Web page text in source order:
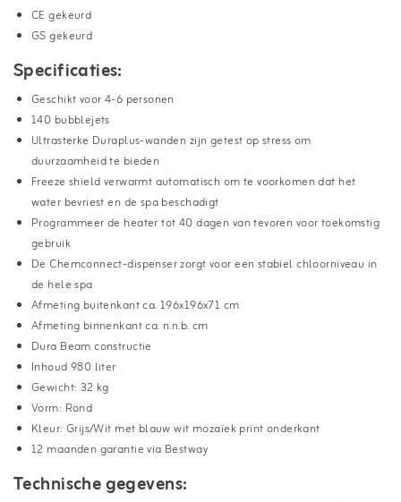
CE gekeurd
GS gekeurd
Specificaties:
Geschikt voor 4-6 personen
140 bubblejets
Ultrasterke Duraplus-wanden zijn getest op stress om
duurzaamheid te bieden
Freeze shield verwarmt automatisch om te voorkomen dat het
water bevriest en de spa beschadigt
Programmeer de heater tot 40 dagen van tevoren voor toekomstig
gebruik
De Chemconnect-dispenser zorgt voor een stabiel chloorniveau in
de hele spa
Afmeting buitenkant ca. 196x196x71 cm
Afmeting binnenkant ca. n.n.b. cm
Dura Beam constructie
Inhoud 980 liter
Gewicht: 32 kg
Vorm: Rond
Kleur: Grijs/Wit met blauw wit mozaïek print onderkant
12 maanden garantie via Bestway
Technische gegevens: